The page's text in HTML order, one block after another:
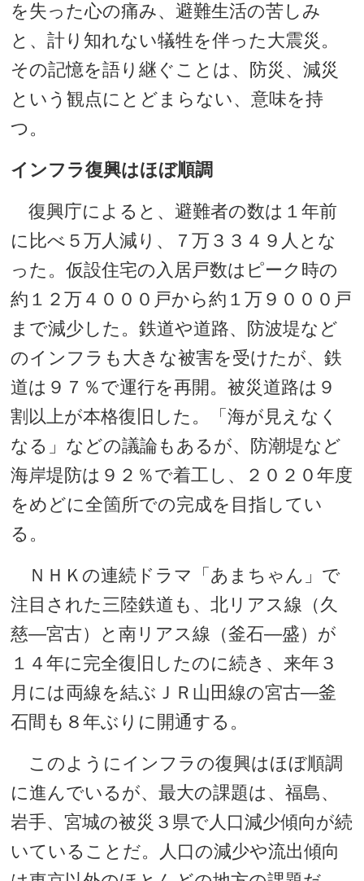
を失った心の痛み、避難生活の苦しみ
と、計り知れない犠牲を伴った大震災。
その記憶を語り継ぐことは、防災、減災
という観点にとどまらない、意味を持
つ。
インフラ復興はほぼ順調
復興庁によると、避難者の数は１年前
に比べ５万人減り、７万３３４９人とな
った。仮設住宅の入居戸数はピーク時の
約１２万４０００戸から約１万９０００戸
まで減少した。鉄道や道路、防波堤など
のインフラも大きな被害を受けたが、鉄
道は９７％で運行を再開。被災道路は９
割以上が本格復旧した。「海が見えなく
なる」などの議論もあるが、防潮堤など
海岸堤防は９２％で着工し、２０２０年度
をめどに全箇所での完成を目指してい
る。
ＮＨＫの連続ドラマ「あまちゃん」で
注目された三陸鉄道も、北リアス線（久
慈―宮古）と南リアス線（釜石―盛）が
１４年に完全復旧したのに続き、来年３
月には両線を結ぶＪＲ山田線の宮古―釜
石間も８年ぶりに開通する。
このようにインフラの復興はほぼ順調
に進んでいるが、最大の課題は、福島、
岩手、宮城の被災３県で人口減少傾向が続
いていることだ。人口の減少や流出傾向